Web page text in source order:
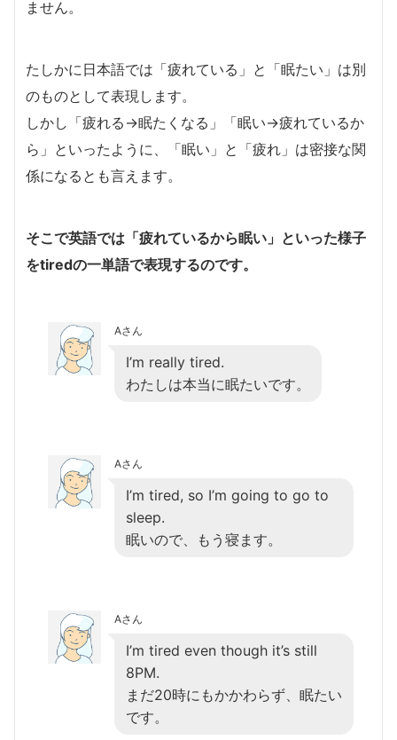
ません。
たしかに日本語では「疲れている」と「眠たい」は別
のものとして表現します。
しかし「疲れる→眠たくなる」「眠い→疲れているか
ら」といったように、「眠い」と「疲れ」は密接な関
係になるとも言えます。
そこで英語では「疲れているから眠い」といった様子
をtiredの一単語で表現するのです。
Aさん
I’m really tired.
わたしは本当に眠たいです。
Aさん
I’m tired, so I’m going to go to
sleep.
眠いので、もう寝ます。
Aさん
I’m tired even though it’s still
8PM.
まだ20時にもかかわらず、眠たい
です。